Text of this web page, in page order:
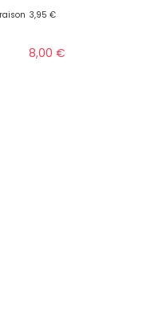
3,95 €
8,00€